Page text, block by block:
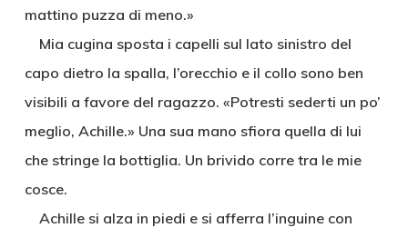
mattino puzza di meno.»
Mia cugina sposta i capelli sul lato sinistro del
capo dietro la spalla, l’orecchio e il collo sono ben
visibili a favore del ragazzo. «Potresti sederti un po’
meglio, Achille.» Una sua mano sfiora quella di lui
che stringe la bottiglia. Un brivido corre tra le mie
cosce.
Achille si alza in piedi e si afferra l’inguine con